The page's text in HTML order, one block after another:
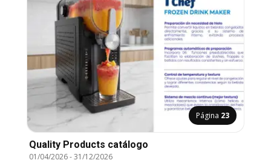
Página 23
Quality Products catálogo
01/04/2026-31/12/2026